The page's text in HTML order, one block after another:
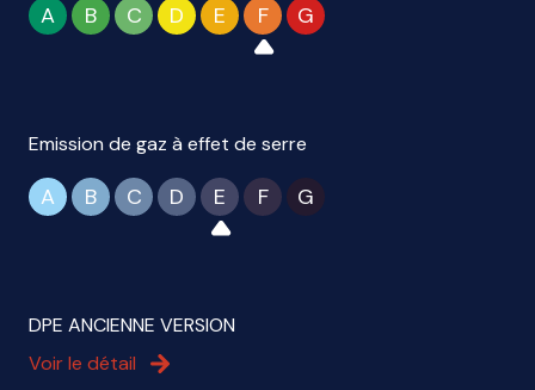
A B C D E F G
Emission de gaz à effet de serre
A B C D E F G
DPE ANCIENNE VERSION
Voir le détail